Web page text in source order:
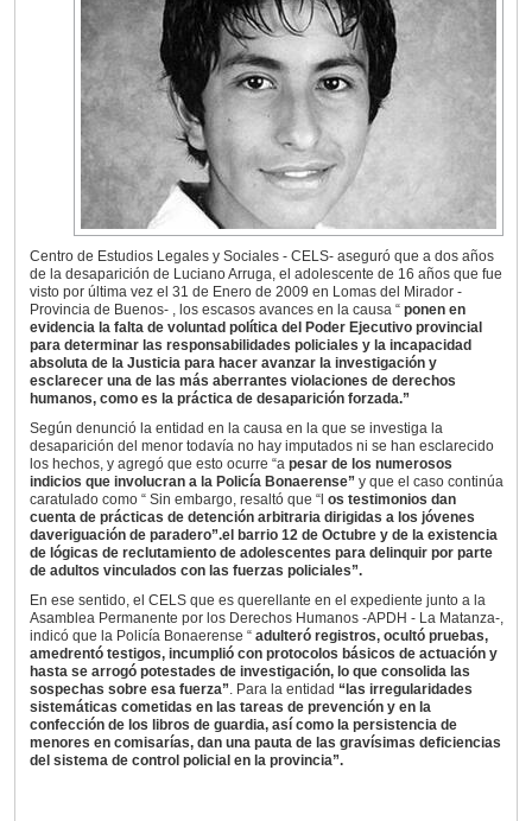
Centro de Estudios Legales y Sociales - CELS- aseguró que a dos años
de la desaparición de Luciano Arruga, el adolescente de 16 años que fue
visto por última vez el 31 de Enero de 2009 en Lomas del Mirador -
Provincia de Buenos- , los escasos avances en la causa “ ponen en
evidencia la falta de voluntad política del Poder Ejecutivo provincial
para determinar las responsabilidades policiales y la incapacidad
absoluta de la Justicia para hacer avanzar la investigación y
esclarecer una de las más aberrantes violaciones de derechos
humanos, como es la práctica de desaparición forzada.”
Según denunció la entidad en la causa en la que se investiga la
desaparición del menor todavía no hay imputados ni se han esclarecido
los hechos, y agregó que esto ocurre “a pesar de los numerosos
indicios que involucran a la Policía Bonaerense” y que el caso continúa
caratulado como “ Sin embargo, resaltó que “l os testimonios dan
cuenta de prácticas de detención arbitraria dirigidas a los jóvenes
daveriguación de paradero”.el barrio 12 de Octubre y de la existencia
de lógicas de reclutamiento de adolescentes para delinquir por parte
de adultos vinculados con las fuerzas policiales”.
En ese sentido, el CELS que es querellante en el expediente junto a la
Asamblea Permanente por los Derechos Humanos -APDH - La Matanza-,
indicó que la Policía Bonaerense “ adulteró registros, ocultó pruebas,
amedrentó testigos, incumplió con protocolos básicos de actuación y
hasta se arrogó potestades de investigación, lo que consolida las
sospechas sobre esa fuerza”. Para la entidad “las irregularidades
sistemáticas cometidas en las tareas de prevención y en la
confección de los libros de guardia, así como la persistencia de
menores en comisarías, dan una pauta de las gravísimas deficiencias
del sistema de control policial en la provincia”.